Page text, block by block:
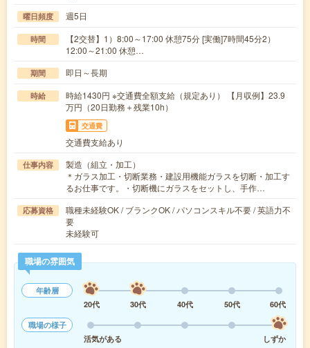
曜日頻度 週5日
時間
【2交替】1）8:00～17:00 休憩75分 [実働]7時間45分2）
12:00～21:00 休憩…
期間 即日～長期
時給
時給1430円 ※交通費全額支給（規定あり） 【月収例】23.9
万円（20日勤務＋残業10h）
交通費
交通費支給あり
仕事内容
製造（組立・加工）
＊ガラス加工・切断業務・建設用機能ガラスを切断・加工す
るお仕事です。・切断機にガラスをセットし、手作…
応募資格
職種未経験OK / ブランクOK / パソコンスキル不要 / 英語力不
要
未経験可
職場の雰囲気
年齢層
20代
30代 40代 50代
60代
職場の様子
活気がある
しずか